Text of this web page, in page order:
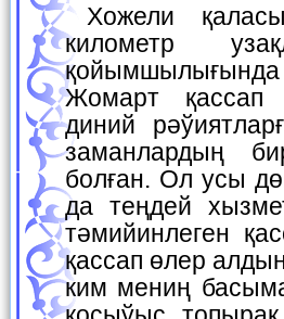
Хожели қаласының күн батыс тәрепинде бес
километр
Жомарт қассап
диний
заманлардың
болған. Ол усы
да теңдей
тәмийинлеген
қассап өлер
ким мениң